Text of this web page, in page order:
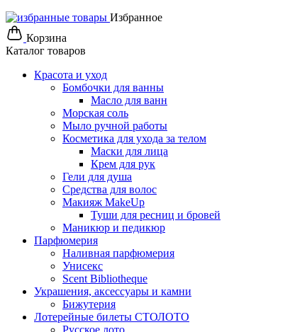
Избранное
Корзина
Каталог товаров
Красота и уход
Бомбочки для ванны
Масло для ванн
Морская соль
Мыло ручной работы
Косметика для ухода за телом
Маски для лица
Крем для рук
Гели для душа
Средства для волос
Макияж MakeUp
Туши для ресниц и бровей
Маникюр и педикюр
Парфюмерия
Наливная парфюмерия
Унисекс
Scent Bibliotheque
Украшения, аксессуары и камни
Бижутерия
Лотерейные билеты СТОЛОТО
Русское лото